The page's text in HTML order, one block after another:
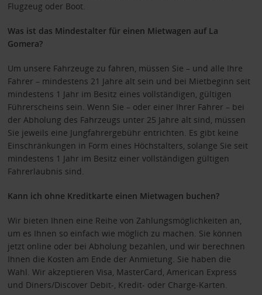
Flugzeug oder Boot.
Was ist das Mindestalter für einen Mietwagen auf La
Gomera?
Um unsere Fahrzeuge zu fahren, müssen Sie – und alle Ihre
Fahrer – mindestens 21 Jahre alt sein und bei Mietbeginn seit
mindestens 1 Jahr im Besitz eines vollständigen, gültigen
Führerscheins sein. Wenn Sie – oder einer Ihrer Fahrer – bei
der Abholung des Fahrzeugs unter 25 Jahre alt sind, müssen
Sie jeweils eine Jungfahrergebühr entrichten. Es gibt keine
Einschränkungen in Form eines Höchstalters, solange Sie seit
mindestens 1 Jahr im Besitz einer vollständigen gültigen
Fahrerlaubnis sind.
Kann ich ohne Kreditkarte einen Mietwagen buchen?
Wir bieten Ihnen eine Reihe von Zahlungsmöglichkeiten an,
um es Ihnen so einfach wie möglich zu machen. Sie können
jetzt online oder bei Abholung bezahlen, und wir berechnen
Ihnen die Kosten am Ende der Anmietung. Sie haben die
Wahl. Wir akzeptieren Visa, MasterCard, American Express
und Diners/Discover Debit-, Kredit- oder Charge-Karten.